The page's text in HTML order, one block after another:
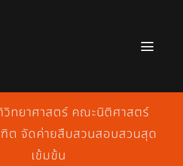
ทยาลัย
วิทยาศาสตร์ คณะนิติศาสตร์
ต จัดค่ายสืบสวนสอบสวนสุด
เข้มข้น